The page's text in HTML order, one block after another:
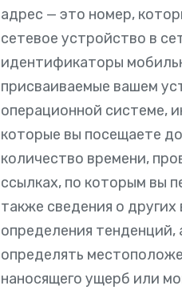
адрес — это номер,
сетевое устройство в
идентификаторы
присваиваемые вашем
операционной системе,
которые вы посещаете
количество времени,
ссылках, по которым вы
также сведения о
определения
определять
наносящего ущерб или